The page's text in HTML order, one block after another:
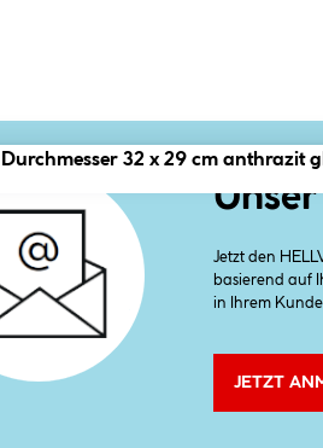
32 x 29 cm anthrazit
Jetzt den
basierend auf
in Ihrem
JETZT